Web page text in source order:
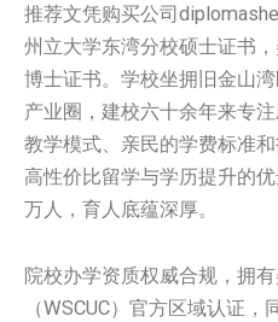
推荐文凭购买公司
州立大学东湾分校硕士证书
博士证书。学校坐拥旧金山
产业圈，建校六十余年来专
教学模式、亲民的学费标准
高性价比留学与学历提升的
万人，育人底蕴深厚。
院校办学资质权威合规，拥
（WSCUC）官方区域认证